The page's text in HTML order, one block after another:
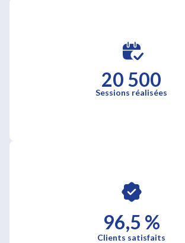
20 500
Sessions réalisées
96,5 %
Clients satisfaits